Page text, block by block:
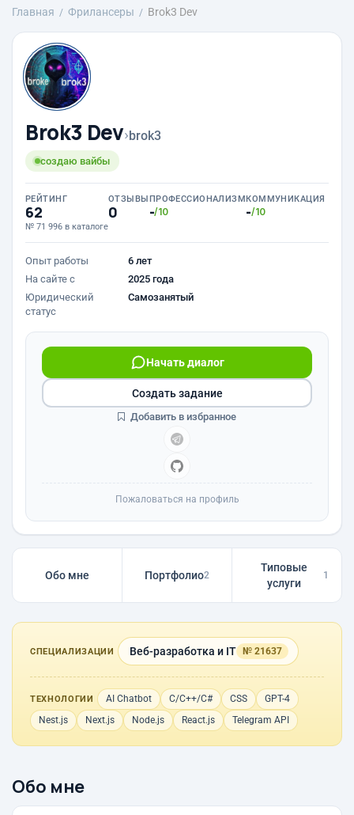
Главная Фрилансеры Brok3 Dev
Brok3 Dev›brok3
создаю вайбы
РЕЙТИНГ
62
№ 71 996 в каталоге
ОТЗЫВЫ
0
ПРОФЕССИОНАЛИЗМ
-/10
КОММУНИКАЦИЯ
-/10
Опыт работы
6 лет
На сайте с
2025 года
Юридический
статус
Самозанятый
Начать диалог
Создать задание
Добавить в избранное
Пожаловаться на профиль
Обо мне Портфолио2
Типовые
услуги
1
СПЕЦИАЛИЗАЦИИ Веб-разработка и IT № 21637
ТЕХНОЛОГИИ AI Chatbot C/C++/C# CSS
GPT-4
Nest.js
Next.js Node.js React.js Telegram API
Обо мне